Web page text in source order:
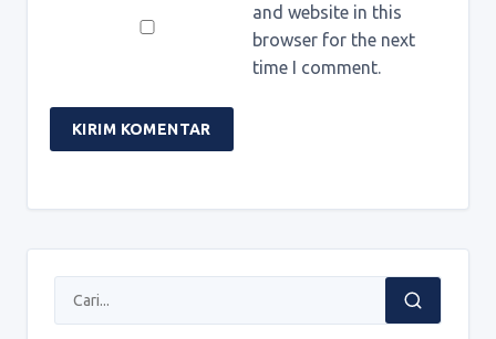
and website in this
browser for the next
time I comment.